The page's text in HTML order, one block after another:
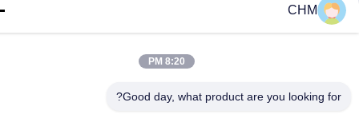
CHM
8:20 PM
Good day, what product are you looking